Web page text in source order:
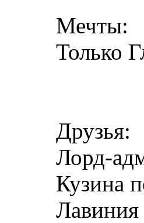
Мечты:
Только
Друзья:
Лорд-
Кузина
Лавиния